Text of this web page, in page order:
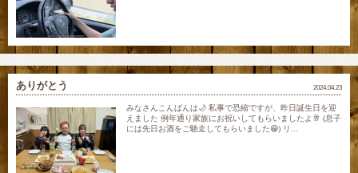
2024.04.23
ありがとう
みなさんこんばんは🌙 私事で恐縮ですが、昨日誕生日を迎
えました 例年通り家族にお祝いしてもらいましたよ🥂 (息子
には先日お酒をご馳走してもらいました😁) リ...